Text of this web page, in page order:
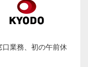
口業務、初の午前休